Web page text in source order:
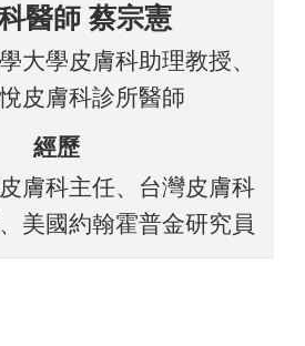
醫師 蔡宗憲
大學皮膚科助理教授、
皮膚科診所醫師
經歷
膚科主任、台灣皮膚科
美國約翰霍普金研究員